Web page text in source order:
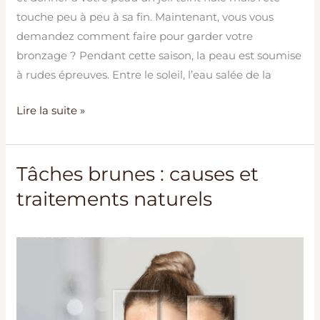
touche peu à peu à sa fin. Maintenant, vous vous
demandez comment faire pour garder votre
bronzage ? Pendant cette saison, la peau est soumise
à rudes épreuves. Entre le soleil, l’eau salée de la
Lire la suite »
Tâches brunes : causes et
traitements naturels
Tâches
brunes